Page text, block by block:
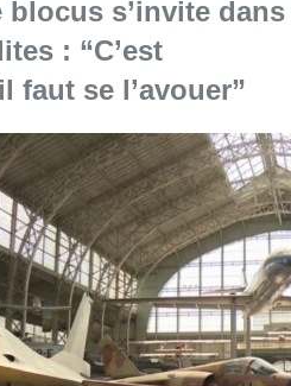
blocus s’invite dans
: “C’est
faut se l’avouer”